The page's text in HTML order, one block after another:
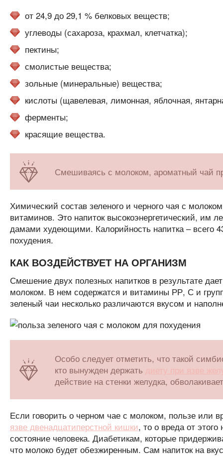
от 24,9 до 29,1 % белковых веществ;
углеводы (сахароза, крахмал, клетчатка);
пектины;
смолистые вещества;
зольные (минеральные) вещества;
кислоты (щавелевая, лимонная, яблочная,
ферменты;
красящие вещества.
Смешиваясь с молоком, ароматный чай
Химический состав зеленого и черного чая с
витаминов. Это напиток высокоэнергетический, им
дамами худеющими. Калорийность напитка – всего
похудения.
КАК ВОЗДЕЙСТВУЕТ НА ОРГАНИЗМ
Смешение двух полезных напитков в результате
молоком. В нем содержатся и витамины РР, С и
зеленый чаи несколько различаются вкусом и
Особо следует отметить, что такой
кто вынужден держать диету при язве
действие на стенки желудка,
Если говорить о черном чае с молоком, пользе или
язве двенадцатиперстной кишки, то о вреда от
состояние человека. Диабетикам, которые
что молоко будет обезжиренным. Сам напиток на